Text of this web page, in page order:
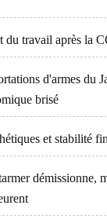
du travail après la
d'armes du
brisé
et stabilité
démissionne,